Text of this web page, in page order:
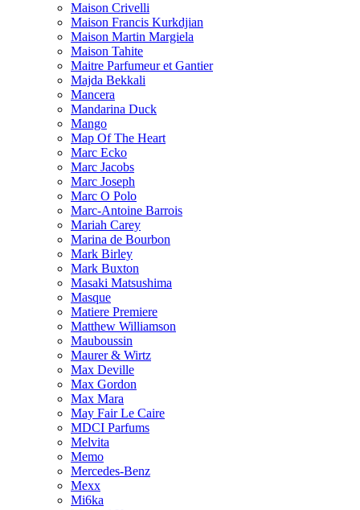
Maison Crivelli
Maison Francis Kurkdjian
Maison Martin Margiela
Maison Tahite
Maitre Parfumeur et Gantier
Majda Bekkali
Mancera
Mandarina Duck
Mango
Map Of The Heart
Marc Ecko
Marc Jacobs
Marc Joseph
Marc O Polo
Marc-Antoine Barrois
Mariah Carey
Marina de Bourbon
Mark Birley
Mark Buxton
Masaki Matsushima
Masque
Matiere Premiere
Matthew Williamson
Mauboussin
Maurer & Wirtz
Max Deville
Max Gordon
Max Mara
May Fair Le Caire
MDCI Parfums
Melvita
Memo
Mercedes-Benz
Mexx
Mi6ka